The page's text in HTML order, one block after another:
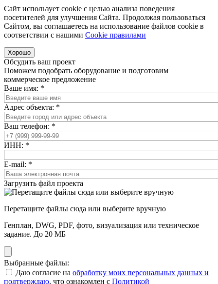
Сайт использует cookie с целью анализа поведения
посетителей для улучшения Сайта. Продолжая пользоваться
Сайтом, вы соглашаетесь на использование файлов cookie в
соответствии с нашими Cookiе правилами
Хорошо
Обсудить ваш проект
Поможем подобрать оборудование и подготовим
коммерческое предложение
Ваше имя: *
Адрес объекта: *
Ваш телефон: *
ИНН: *
E-mail: *
Загрузить файл проекта
Перетащите файлы сюда или выберите вручную
Генплан, DWG, PDF, фото, визуализация или техническое
задание. До 20 МБ
Выбранные файлы:
Даю согласие на обработку моих персональных данных и
подтверждаю, что ознакомлен с Политикой